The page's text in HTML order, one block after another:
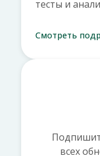
тесты и
Смотреть
всех